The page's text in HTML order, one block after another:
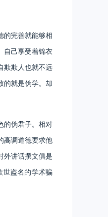
完善就能够相
自己享受着锦衣
欺欺人也就不远
的就是伪学。却
的伪君子。相对
高调道德要求他
外讲话撰文俱是
世盗名的学术骗